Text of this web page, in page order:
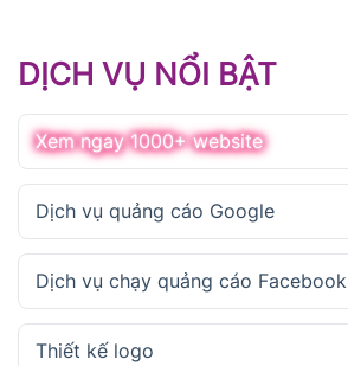
DỊCH VỤ NỔI BẬT
Xem ngay 1000+ website
Dịch vụ quảng cáo Google
Dịch vụ chạy quảng cáo Facebook
Thiết kế logo